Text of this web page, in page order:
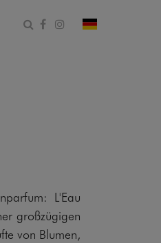
Suchformular öffnen
Facebook
Instagram
Land und
L'Eau
großzügigen
von Blumen,